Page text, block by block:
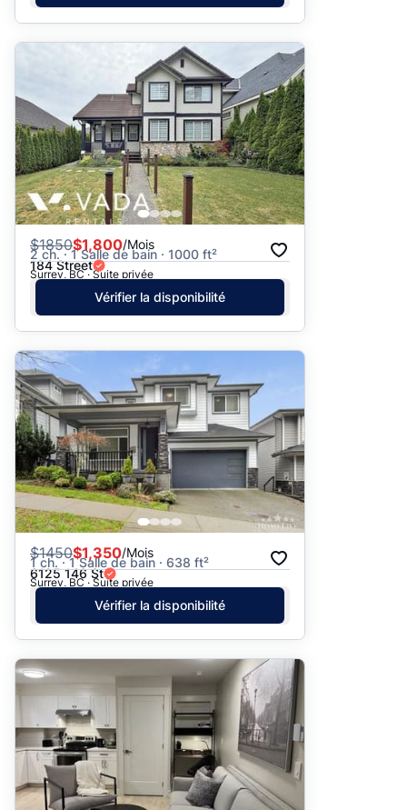
$1850$1,800/Mois
2 ch. · 1 Salle de bain · 1000 ft²
184 Street
Surrey, BC · Suite privée
Vérifier la disponibilité
$1450$1,350/Mois
1 ch. · 1 Salle de bain · 638 ft²
6125 146 St
Surrey, BC · Suite privée
Vérifier la disponibilité